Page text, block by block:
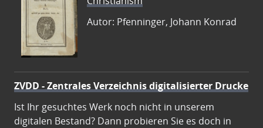
Autor: Pfenninger, Johann Konrad
ZVDD - Zentrales Verzeichnis digitalisierter Drucke
Ist Ihr gesuchtes Werk noch nicht in unserem
digitalen Bestand? Dann probieren Sie es doch in